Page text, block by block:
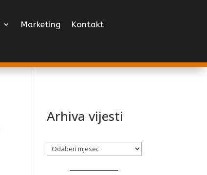
Marketing Kontakt
Arhiva vijesti
Arhiva